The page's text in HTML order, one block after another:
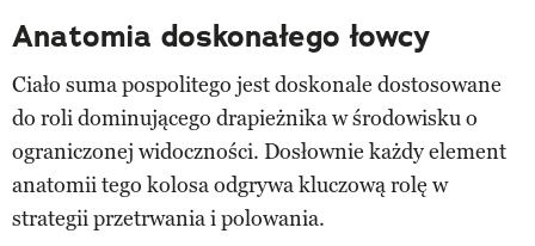
Anatomia doskonałego łowcy
Ciało suma pospolitego jest doskonale dostosowane
do roli dominującego drapieżnika w środowisku o
ograniczonej widoczności. Dosłownie każdy element
anatomii tego kolosa odgrywa kluczową rolę w
strategii przetrwania i polowania.